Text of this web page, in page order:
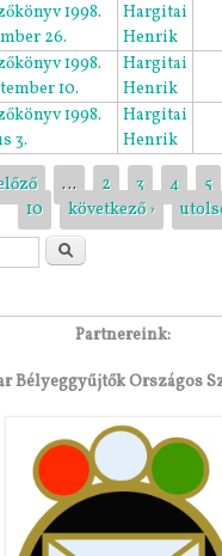
1998.
26.
Hargitai
Henrik
1998.
10.
Hargitai
Henrik
1998.
3.
Hargitai
Henrik
… 2 3 4 5
10
következő ›
Keresés
Partnereink:
Bélyeggyűjtők Országos